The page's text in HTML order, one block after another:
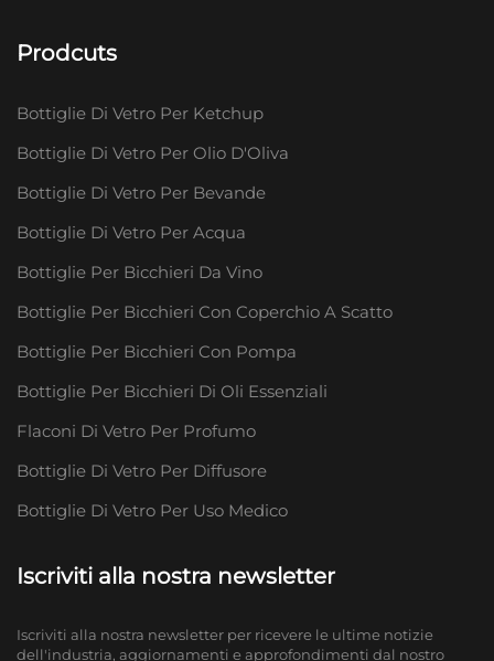
Prodcuts
Bottiglie Di Vetro Per Ketchup
Bottiglie Di Vetro Per Olio D'Oliva
Bottiglie Di Vetro Per Bevande
Bottiglie Di Vetro Per Acqua
Bottiglie Per Bicchieri Da Vino
Bottiglie Per Bicchieri Con Coperchio A Scatto
Bottiglie Per Bicchieri Con Pompa
Bottiglie Per Bicchieri Di Oli Essenziali
Flaconi Di Vetro Per Profumo
Bottiglie Di Vetro Per Diffusore
Bottiglie Di Vetro Per Uso Medico
Iscriviti alla nostra newsletter
Iscriviti alla nostra newsletter per ricevere le ultime notizie
dell'industria, aggiornamenti e approfondimenti dal nostro